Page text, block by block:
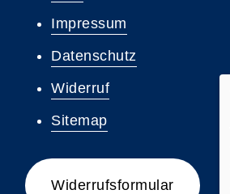
Impressum
Datenschutz
Widerruf
Sitemap
Widerrufsformular